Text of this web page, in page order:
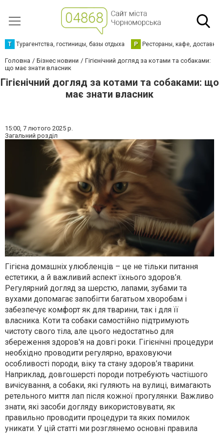
Т Турагентства, гостиницы, базы отдыха Р Рестораны, кафе,
Головна Бізнес новини
Гігієнічний догляд за котами та собаками:
що має знати власник
Гігієнічний догляд за котами та собаками: що
має знати власник
15:00, 7 лютого 2025 р.
Загальний розділ
Гігієна домашніх улюбленців – це не тільки питання
естетики, а й важливий аспект їхнього здоров’я.
Регулярний догляд за шерстю, лапами, зубами та
вухами допомагає запобігти багатьом хворобам і
забезпечує комфорт як для тварини, так і для її
власника. Коти та собаки самостійно підтримують
чистоту свого тіла, але цього недостатньо для
збереження здоров'я на довгі роки. Гігієнічні процедури
необхідно проводити регулярно, враховуючи
особливості породи, віку та стану здоров’я тварини.
Наприклад, довгошерсті породи потребують частішого
вичісування, а собаки, які гуляють на вулиці, вимагають
ретельного миття лап після кожної прогулянки. Важливо
знати, які засоби догляду використовувати, як
правильно проводити процедури та яких помилок
уникати. У цій статті ми розглянемо основні правила